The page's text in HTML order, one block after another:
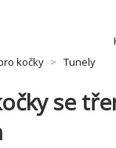
kočky Tunely
se